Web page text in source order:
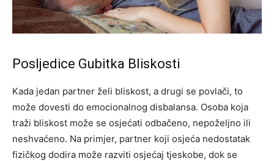
Posljedice Gubitka Bliskosti
Kada jedan partner želi bliskost, a drugi se povlači, to
može dovesti do emocionalnog disbalansa. Osoba koja
traži bliskost može se osjećati odbačeno, nepoželjno ili
neshvaćeno. Na primjer, partner koji osjeća nedostatak
fizičkog dodira može razviti osjećaj tjeskobe, dok se